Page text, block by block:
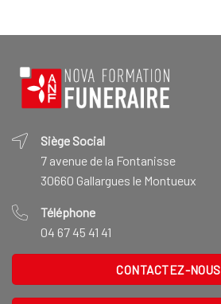
Siège Social
7 avenue de la Fontanisse
30660 Gallargues le Montueux
Téléphone
04 67 45 41 41
CONTACTEZ-NOUS